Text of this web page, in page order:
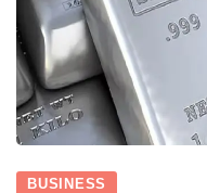
BUSINESS